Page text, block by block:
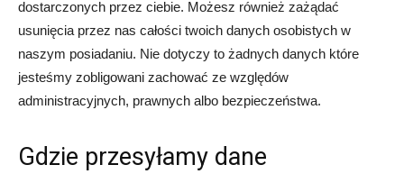
dostarczonych przez ciebie. Możesz również zażądać
usunięcia przez nas całości twoich danych osobistych w
naszym posiadaniu. Nie dotyczy to żadnych danych które
jesteśmy zobligowani zachować ze względów
administracyjnych, prawnych albo bezpieczeństwa.
Gdzie przesyłamy dane